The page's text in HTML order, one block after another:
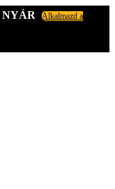
NYÁR
Alkalmazd a